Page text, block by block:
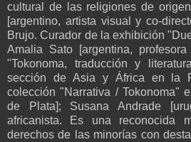
cultural de las religiones de
[argentino, artista visual y co-
Brujo. Curador de la exhibición
Amalia Sato [argentina,
"Tokonoma, traducción y
sección de Asia y África en la
colección "Narrativa / Tokonoma"
de Plata]; Susana Andrade
africanista. Es una reconocida
derechos de las minorías con